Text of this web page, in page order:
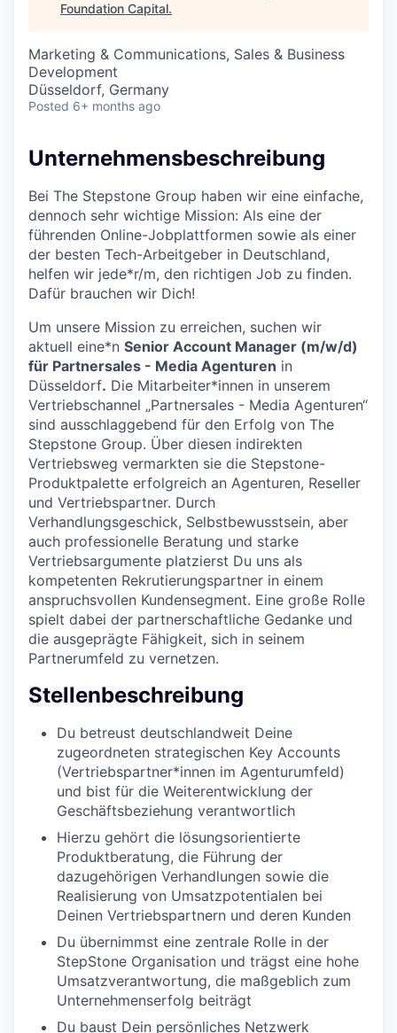
Foundation Capital.
Marketing & Communications, Sales & Business
Development
Düsseldorf, Germany
Posted 6+ months ago
Unternehmensbeschreibung
Bei The Stepstone Group haben wir eine einfache,
dennoch sehr wichtige Mission: Als eine der
führenden Online-Jobplattformen sowie als einer
der besten Tech-Arbeitgeber in Deutschland,
helfen wir jede*r/m, den richtigen Job zu finden.
Dafür brauchen wir Dich!​
Um unsere Mission zu erreichen, suchen wir
aktuell eine*n Senior Account Manager (m/w/d)
für Partnersales - Media Agenturen in
Düsseldorf. Die Mitarbeiter*innen in unserem
Vertriebschannel „Partnersales - Media Agenturen“
sind ausschlaggebend für den Erfolg von The
Stepstone Group. Über diesen indirekten
Vertriebsweg vermarkten sie die Stepstone-
Produktpalette erfolgreich an Agenturen, Reseller
und Vertriebspartner. Durch
Verhandlungsgeschick, Selbstbewusstsein, aber
auch professionelle Beratung und starke
Vertriebsargumente platzierst Du uns als
kompetenten Rekrutierungspartner in einem
anspruchsvollen Kundensegment. Eine große Rolle
spielt dabei der partnerschaftliche Gedanke und
die ausgeprägte Fähigkeit, sich in seinem
Partnerumfeld zu vernetzen.
Stellenbeschreibung
Du betreust deutschlandweit Deine
zugeordneten strategischen Key Accounts
(Vertriebspartner*innen im Agenturumfeld)
und bist für die Weiterentwicklung der
Geschäftsbeziehung verantwortlich
Hierzu gehört die lösungsorientierte
Produktberatung, die Führung der
dazugehörigen Verhandlungen sowie die
Realisierung von Umsatzpotentialen bei
Deinen Vertriebspartnern und deren Kunden
Du übernimmst eine zentrale Rolle in der
StepStone Organisation und trägst eine hohe
Umsatzverantwortung, die maßgeblich zum
Unternehmenserfolg beiträgt
Du baust Dein persönliches Netzwerk